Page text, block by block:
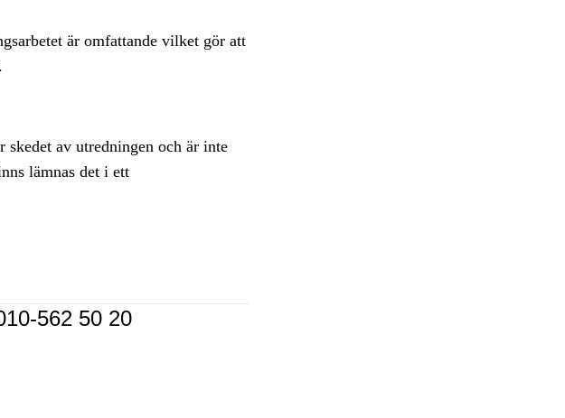
är omfattande vilket gör att
av utredningen och är inte
lämnas det i ett
562 50 20